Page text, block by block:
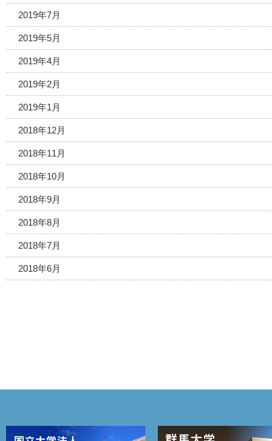
2019年7月
2019年5月
2019年4月
2019年2月
2019年1月
2018年12月
2018年11月
2018年10月
2018年9月
2018年8月
2018年7月
2018年6月